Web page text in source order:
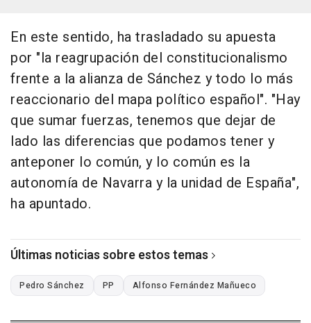
En este sentido, ha trasladado su apuesta
por "la reagrupación del constitucionalismo
frente a la alianza de Sánchez y todo lo más
reaccionario del mapa político español". "Hay
que sumar fuerzas, tenemos que dejar de
lado las diferencias que podamos tener y
anteponer lo común, y lo común es la
autonomía de Navarra y la unidad de España",
ha apuntado.
Últimas noticias sobre estos temas
Pedro Sánchez PP Alfonso Fernández Mañueco